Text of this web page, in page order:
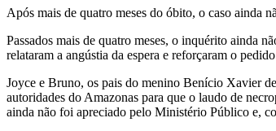
Após mais de quatro meses do óbito, o caso ainda
Passados mais de quatro meses, o inquérito ainda
relataram a angústia da espera e reforçaram o
Joyce e Bruno, os pais do menino Benício Xavier
autoridades do Amazonas para que o laudo de
ainda não foi apreciado pelo Ministério Público e,